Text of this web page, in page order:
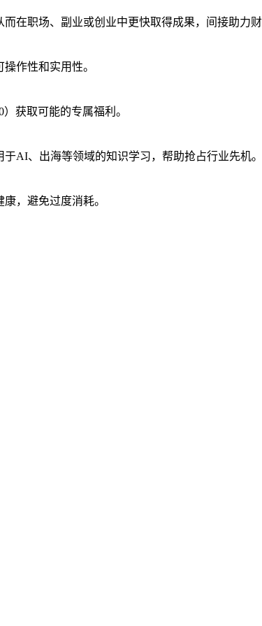
在职场、副业或创业中更快取得成果，间接助力财
作性和实用性。
获取可能的专属福利。
AI、出海等领域的知识学习，帮助抢占行业先机。
，避免过度消耗。